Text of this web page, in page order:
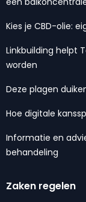
Kies je CBD-olie:
Linkbuilding helpt
worden
Deze plagen
Hoe digitale
Informatie en
behandeling
Zaken regelen